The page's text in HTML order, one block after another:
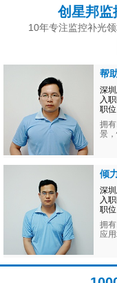
创星邦监
10年专注监控补光
帮
深
入
职
拥
景
倾
深
入
职
拥
应